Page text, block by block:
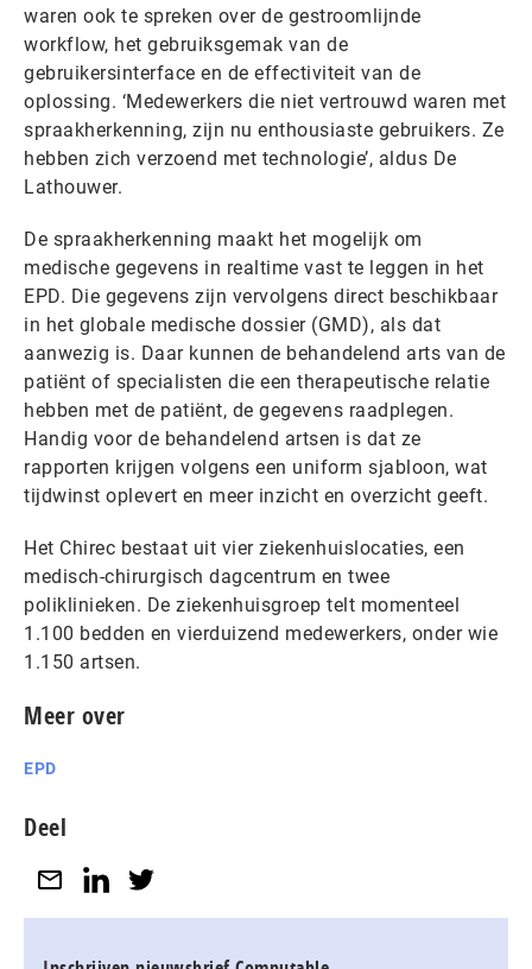
waren ook te spreken over de gestroomlijnde
workflow, het gebruiksgemak van de
gebruikersinterface en de effectiviteit van de
oplossing. ‘Medewerkers die niet vertrouwd waren met
spraakherkenning, zijn nu enthousiaste gebruikers. Ze
hebben zich verzoend met technologie’, aldus De
Lathouwer.
De spraakherkenning maakt het mogelijk om
medische gegevens in realtime vast te leggen in het
EPD. Die gegevens zijn vervolgens direct beschikbaar
in het globale medische dossier (GMD), als dat
aanwezig is. Daar kunnen de behandelend arts van de
patiënt of specialisten die een therapeutische relatie
hebben met de patiënt, de gegevens raadplegen.
Handig voor de behandelend artsen is dat ze
rapporten krijgen volgens een uniform sjabloon, wat
tijdwinst oplevert en meer inzicht en overzicht geeft.
Het Chirec bestaat uit vier ziekenhuislocaties, een
medisch-chirurgisch dagcentrum en twee
poliklinieken. De ziekenhuisgroep telt momenteel
1.100 bedden en vierduizend medewerkers, onder wie
1.150 artsen.
Meer over
EPD
Deel